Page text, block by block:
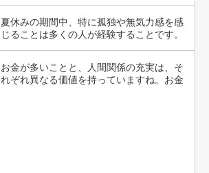
夏休みの期間中、特に孤独や無気力感を感
じることは多くの人が経験することです。
お金が多いことと、人間関係の充実は、そ
れぞれ異なる価値を持っていますね。お金